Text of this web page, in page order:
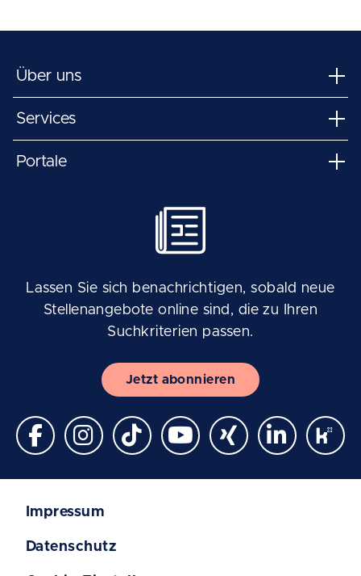
Über uns
Services
Portale
Lassen Sie sich benachrichtigen, sobald neue
Stellenangebote online sind, die zu Ihren
Suchkriterien passen.
Jetzt abonnieren
Impressum
Datenschutz